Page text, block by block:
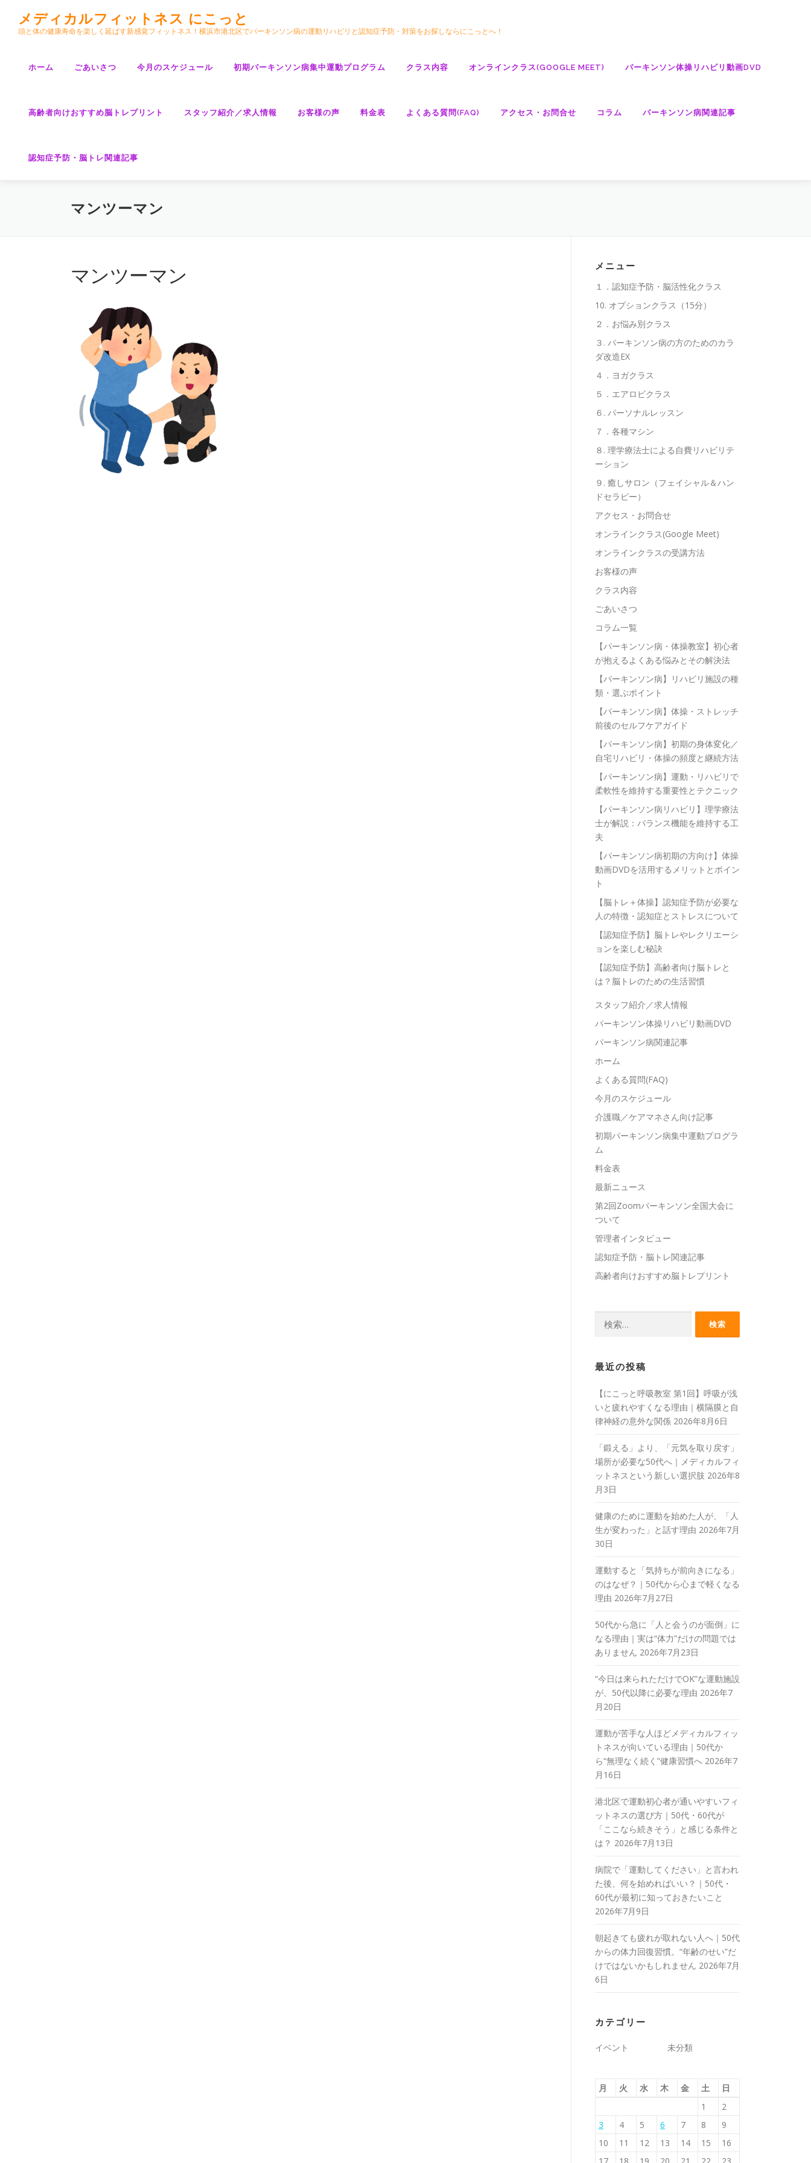
メディカルフィットネス にこっと
頭と体の健康寿命を楽しく延ばす新感覚フィットネス！横浜市港北区でパーキンソン病の運動リハビリと認知症予防・対策をお探しならにこっとへ！
ホーム ごあいさつ 今月のスケジュール 初期パーキンソン病集中運動プログラム クラス内容 オンラインクラス(GOOGLE MEET) パーキンソン体操リハビリ動画DVD
高齢者向けおすすめ脳トレプリント スタッフ紹介／求人情報 お客様の声 料金表 よくある質問(FAQ) アクセス・お問合せ コラム パーキンソン病関連記事
認知症予防・脳トレ関連記事
マンツーマン
マンツーマン メニュー
１．認知症予防・脳活性化クラス
10. オプションクラス（15分）
２．お悩み別クラス
３. パーキンソン病の方のためのカラ
ダ改造EX
４．ヨガクラス
５．エアロビクラス
６. パーソナルレッスン
７．各種マシン
８. 理学療法士による自費リハビリテ
ーション
９. 癒しサロン（フェイシャル＆ハン
ドセラピー）
アクセス・お問合せ
オンラインクラス(Google Meet)
オンラインクラスの受講方法
お客様の声
クラス内容
ごあいさつ
コラム一覧
【パーキンソン病・体操教室】初心者
が抱えるよくある悩みとその解決法
【パーキンソン病】リハビリ施設の種
類・選ぶポイント
【パーキンソン病】体操・ストレッチ
前後のセルフケアガイド
【パーキンソン病】初期の身体変化／
自宅リハビリ・体操の頻度と継続方法
【パーキンソン病】運動・リハビリで
柔軟性を維持する重要性とテクニック
【パーキンソン病リハビリ】理学療法
士が解説：バランス機能を維持する工
夫
【パーキンソン病初期の方向け】体操
動画DVDを活用するメリットとポイン
ト
【脳トレ＋体操】認知症予防が必要な
人の特徴・認知症とストレスについて
【認知症予防】脳トレやレクリエーシ
ョンを楽しむ秘訣
【認知症予防】高齢者向け脳トレと
は？脳トレのための生活習慣
スタッフ紹介／求人情報
パーキンソン体操リハビリ動画DVD
パーキンソン病関連記事
ホーム
よくある質問(FAQ)
今月のスケジュール
介護職／ケアマネさん向け記事
初期パーキンソン病集中運動プログラ
ム
料金表
最新ニュース
第2回Zoomパーキンソン全国大会に
ついて
管理者インタビュー
認知症予防・脳トレ関連記事
高齢者向けおすすめ脳トレプリント
最近の投稿
【にこっと呼吸教室 第1回】呼吸が浅
いと疲れやすくなる理由｜横隔膜と自
律神経の意外な関係 2026年8月6日
「鍛える」より、「元気を取り戻す」
場所が必要な50代へ｜メディカルフィ
ットネスという新しい選択肢 2026年8
月3日
健康のために運動を始めた人が、「人
生が変わった」と話す理由 2026年7月
30日
運動すると「気持ちが前向きになる」
のはなぜ？｜50代から心まで軽くなる
理由 2026年7月27日
50代から急に「人と会うのが面倒」に
なる理由｜実は“体力”だけの問題では
ありません 2026年7月23日
“今日は来られただけでOK”な運動施設
が、50代以降に必要な理由 2026年7
月20日
運動が苦手な人ほどメディカルフィッ
トネスが向いている理由｜50代か
ら“無理なく続く”健康習慣へ 2026年7
月16日
港北区で運動初心者が通いやすいフィ
ットネスの選び方｜50代・60代が
「ここなら続きそう」と感じる条件と
は？ 2026年7月13日
病院で「運動してください」と言われ
た後、何を始めればいい？｜50代・
60代が最初に知っておきたいこと
2026年7月9日
朝起きても疲れが取れない人へ｜50代
からの体力回復習慣。“年齢のせい”だ
けではないかもしれません 2026年7月
6日
カテゴリー
イベント 未分類
月 火 水 木 金 土
日
1
2
3
4 5 6 7 8
9
10
11 12 13 14 15
16